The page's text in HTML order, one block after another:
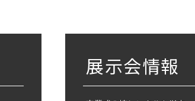
展示会情報